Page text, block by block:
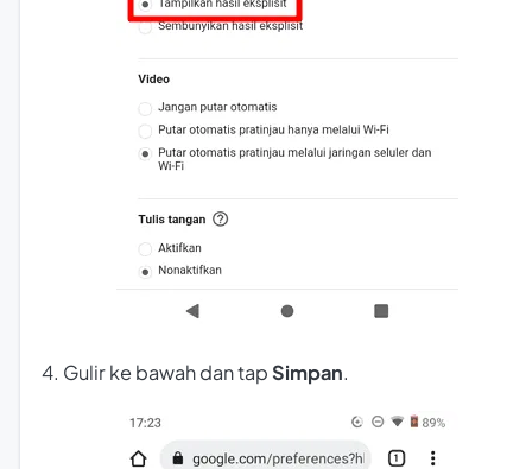
4. Gulir ke bawah dan tap Simpan.